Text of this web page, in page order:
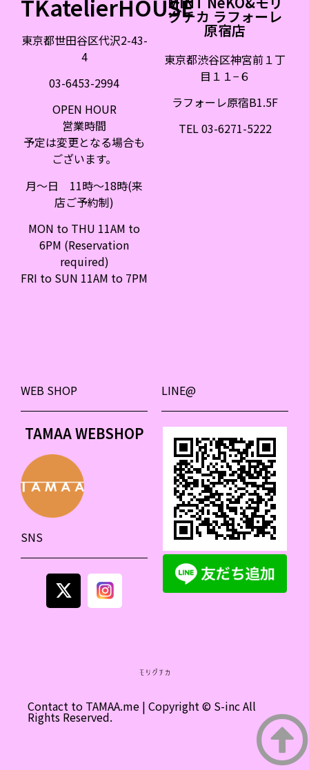
TKatelierHOUSE
東京都世田谷区代沢2-43-
4
03-6453-2994
OPEN HOUR
営業時間
予定は変更となる場合も
ございます。
月〜日 11時〜18時(来
店ご予約制)
MON to THU 11AM to
6PM (Reservation
required)
FRI to SUN 11AM to 7PM
グチカ ラフォーレ
原宿店
東京都渋谷区神宮前１丁
目１１−６
ラフォーレ原宿B1.5F
TEL 03-6271-5222
WEB SHOP
TAMAA WEBSHOP
SNS
LINE@
Contact to TAMAA.me | Copyright © S-inc All
Rights Reserved.